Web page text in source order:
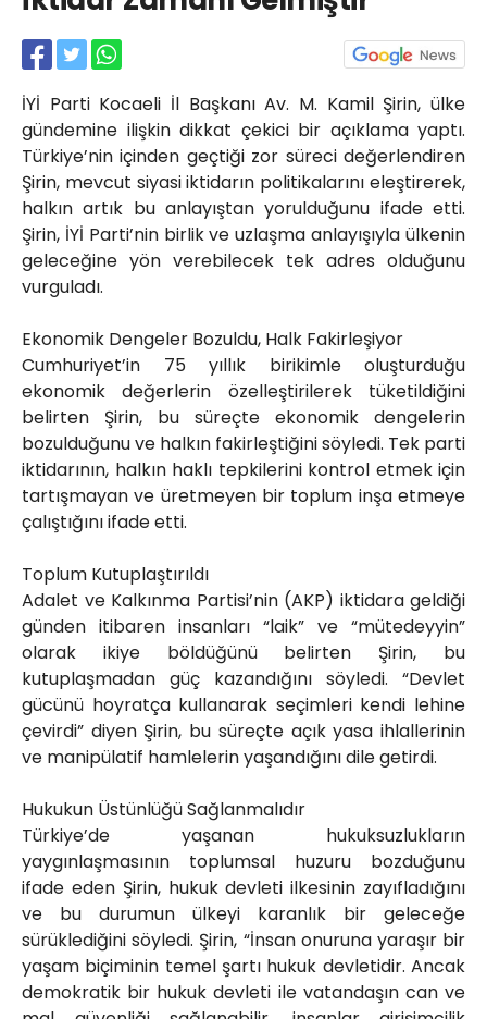
İYİ Parti Kocaeli İl Başkanı Av. M. Kamil Şirin, ülke
gündemine ilişkin dikkat çekici bir açıklama yaptı.
Türkiye’nin içinden geçtiği zor süreci değerlendiren
Şirin, mevcut siyasi iktidarın politikalarını eleştirerek,
halkın artık bu anlayıştan yorulduğunu ifade etti.
Şirin, İYİ Parti’nin birlik ve uzlaşma anlayışıyla ülkenin
geleceğine yön verebilecek tek adres olduğunu
vurguladı.
Ekonomik Dengeler Bozuldu, Halk Fakirleşiyor
Cumhuriyet’in 75 yıllık birikimle oluşturduğu
ekonomik değerlerin özelleştirilerek tüketildiğini
belirten Şirin, bu süreçte ekonomik dengelerin
bozulduğunu ve halkın fakirleştiğini söyledi. Tek parti
iktidarının, halkın haklı tepkilerini kontrol etmek için
tartışmayan ve üretmeyen bir toplum inşa etmeye
çalıştığını ifade etti.
Toplum Kutuplaştırıldı
Adalet ve Kalkınma Partisi’nin (AKP) iktidara geldiği
günden itibaren insanları “laik” ve “mütedeyyin”
olarak ikiye böldüğünü belirten Şirin, bu
kutuplaşmadan güç kazandığını söyledi. “Devlet
gücünü hoyratça kullanarak seçimleri kendi lehine
çevirdi” diyen Şirin, bu süreçte açık yasa ihlallerinin
ve manipülatif hamlelerin yaşandığını dile getirdi.
Hukukun Üstünlüğü Sağlanmalıdır
Türkiye’de yaşanan hukuksuzlukların
yaygınlaşmasının toplumsal huzuru bozduğunu
ifade eden Şirin, hukuk devleti ilkesinin zayıfladığını
ve bu durumun ülkeyi karanlık bir geleceğe
sürüklediğini söyledi. Şirin, “İnsan onuruna yaraşır bir
yaşam biçiminin temel şartı hukuk devletidir. Ancak
demokratik bir hukuk devleti ile vatandaşın can ve
Yahya Kaptan Mahallesi
Akkavaklar Caddesi No:17/4 İzmit-
kocaelisokak@gmail.com